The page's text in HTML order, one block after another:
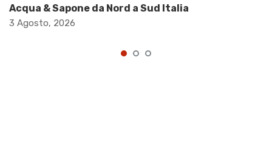
Acqua & Sapone da Nord a Sud Italia
3 Agosto, 2026